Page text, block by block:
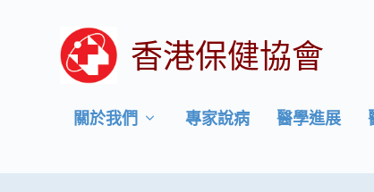
香港保健協會
關於我們 專家說病 醫學進展